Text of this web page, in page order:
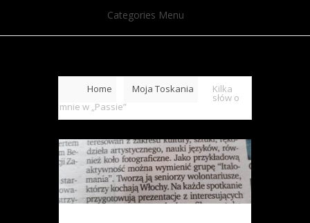
Categories Menu
Home Moja Toskania Kilka
słów o
mnie w „Passie”